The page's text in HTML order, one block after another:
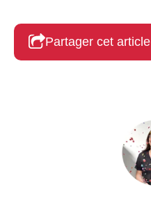
Partager cet article